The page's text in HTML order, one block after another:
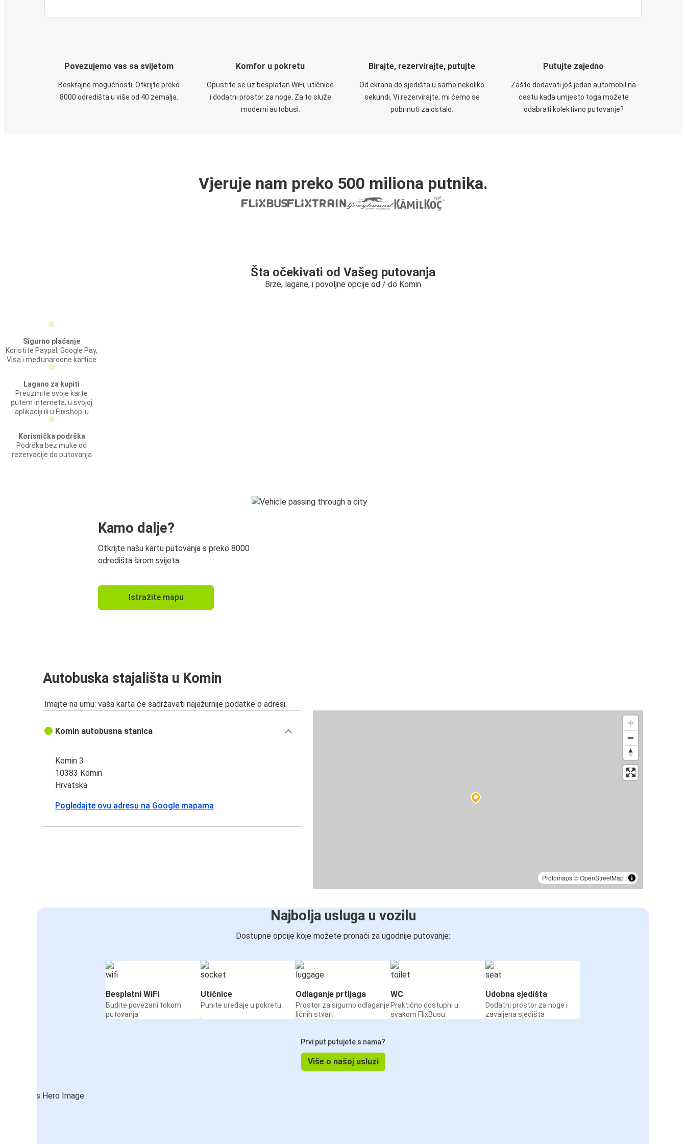
Povezujemo vas sa svijetom
Beskrajne mogućnosti. Otkrijte preko
8000 odredišta u više od 40 zemalja.
Komfor u pokretu
Opustite se uz besplatan WiFi, utičnice
i dodatni prostor za noge. Za to služe
moderni autobusi.
Birajte, rezervirajte, putujte
Od ekrana do sjedišta u samo nekoliko
sekundi. Vi rezervirajte, mi ćemo se
pobrinuti za ostalo.
Putujte zajedno
Zašto dodavati još jedan automobil na
cestu kada umjesto toga možete
odabrati kolektivno putovanje?
Vjeruje nam preko 500 miliona putnika.
Šta očekivati od Vašeg putovanja
Brze, lagane, i povoljne opcije od / do Komin
Sigurno plaćanje
Koristite Paypal, Google Pay,
Visa i međunarodne kartice
Lagano za kupiti
Preuzmite svoje karte
putem interneta, u svojoj
aplikaciji ili u Flixshop-u
Korisnička podrška
Podrška bez muke od
rezervacije do putovanja
Kamo dalje?
Otkrijte našu kartu putovanja s preko 8000
odredišta širom svijeta.
Istražite mapu
Autobuska stajališta u Komin
Imajte na umu: vaša karta će sadržavati najažurnije podatke o adresi.
Protomaps©OpenStreetMap
Komin autobusna stanica
Komin 3
10383 Komin
Hrvatska
Pogledajte ovu adresu na Google mapama
Najbolja usluga u vozilu
Dostupne opcije koje možete pronaći za ugodnije putovanje:
Besplatni WiFi
Budite povezani tokom
putovanja
Utičnice
Punite uređaje u pokretu
Odlaganje prtljaga
Prostor za sigurno odlaganje
ličnih stvari
WC
Praktično dostupni u
svakom FlixBusu
Udobna sjedišta
Dodatni prostor za noge i
zavaljena sjedišta
Prvi put putujete s nama?
Više o našoj usluzi